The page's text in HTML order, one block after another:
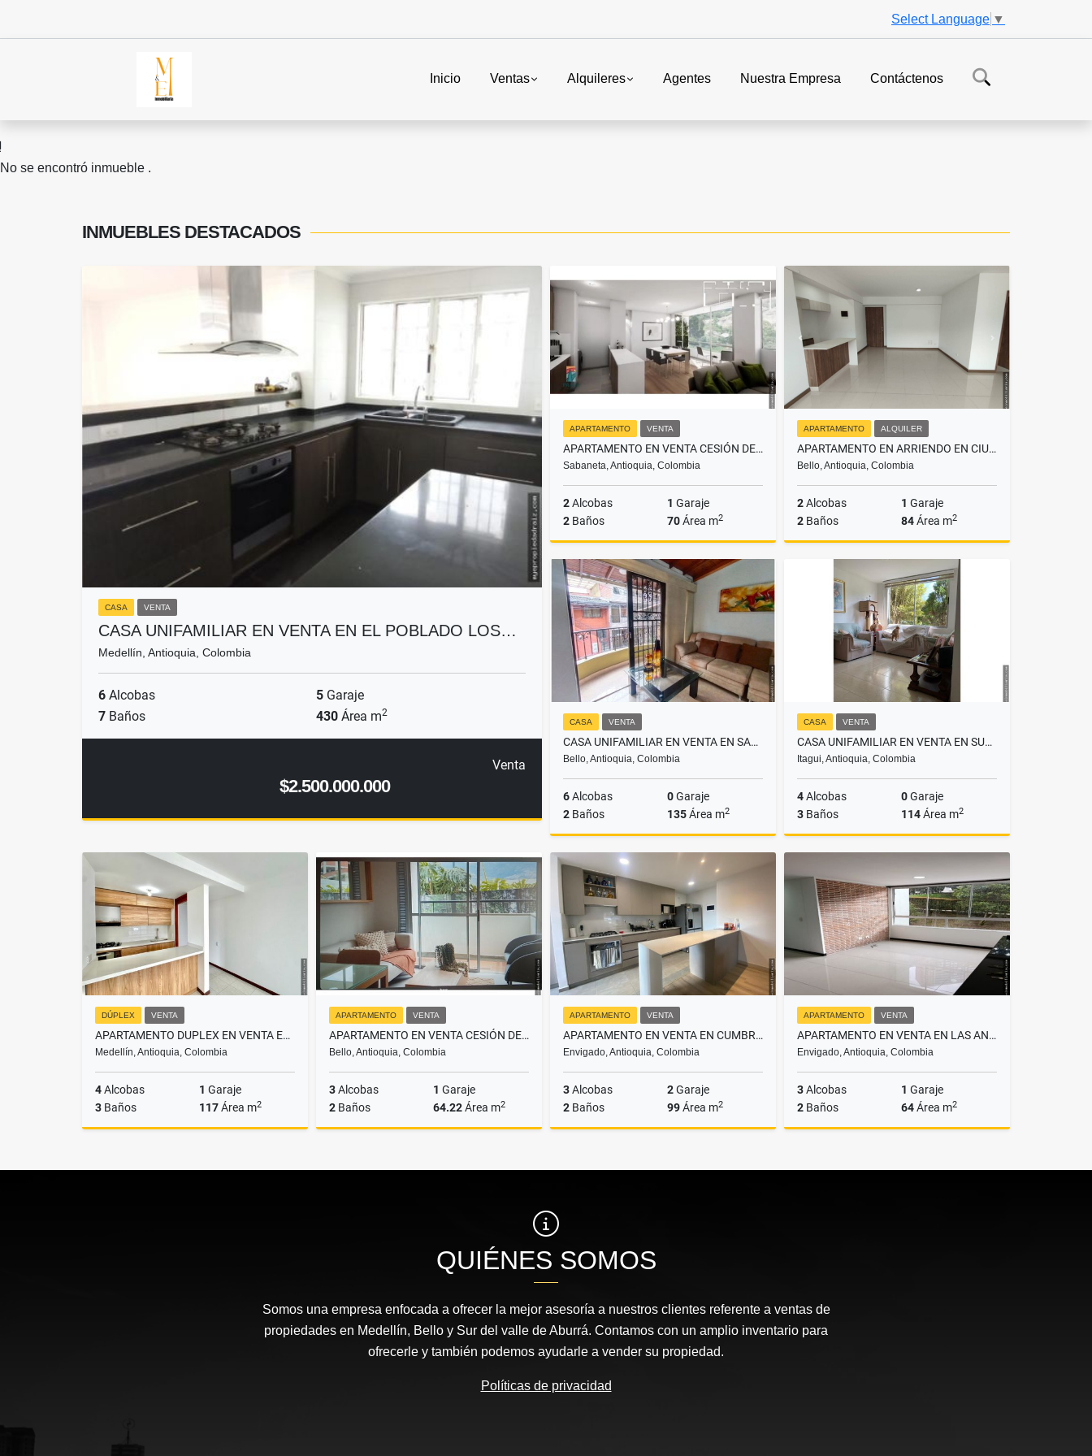
Select Language ▼
Inicio Ventas Alquileres Agentes Nuestra Empresa Contáctenos
No se encontró inmueble .
INMUEBLES DESTACADOS
CASA VENTA
CASA UNIFAMILIAR EN VENTA EN EL POBLADO LOS…
Medellín, Antioquia, Colombia
6 Alcobas 5 Garaje
7 Baños 430 Área m2
Venta
$2.500.000.000
APARTAMENTO VENTA
APARTAMENTO EN VENTA CESIÓN DE DERECHO EN LOMA DE SAN JOSÉ SABANETA
Sabaneta, Antioquia, Colombia
2Alcobas 1 Garaje
2 Baños 70Área m2
Venta
$660.000.000
APARTAMENTO ALQUILER
APARTAMENTO EN ARRIENDO EN CIUDAD FABRICATO BELLO
Bello, Antioquia, Colombia
2Alcobas 1 Garaje
2 Baños 84Área m2
Alquiler
$2.800.000
CASA VENTA
CASA UNIFAMILIAR EN VENTA EN SANTA ANA BELLO
Bello, Antioquia, Colombia
6Alcobas 0Garaje
2 Baños 135Área m2
$480.000.000
CASA VENTA
CASA UNIFAMILIAR EN VENTA EN SURAMÉRICA ITAGÜÍ
Itagui, Antioquia, Colombia
4Alcobas 0Garaje
3 Baños 114Área m2
Venta
$850.000.000
DÚPLEX VENTA
APARTAMENTO DUPLEX EN VENTA EN ALTOS DEL POBLADO
Medellín, Antioquia, Colombia
4Alcobas 1 Garaje
3 Baños 117Área m2
$1.200.000.000
APARTAMENTO VENTA
APARTAMENTO EN VENTA CESIÓN DE DERECHO AMAZONIA BELLO
Bello, Antioquia, Colombia
3Alcobas 1 Garaje
2 Baños 64.22Área m2
$460.000.000
APARTAMENTO VENTA
APARTAMENTO EN VENTA EN CUMBRES ENVIGADO
Envigado, Antioquia, Colombia
3Alcobas 2Garaje
2 Baños 99Área m2
$1.150.000.000
APARTAMENTO VENTA
APARTAMENTO EN VENTA EN LAS ANTILLAS ENVIGADO
Envigado, Antioquia, Colombia
3Alcobas 1 Garaje
2 Baños 64Área m2
$550.000.000
QUIÉNES SOMOS
Somos una empresa enfocada a ofrecer la mejor asesoría a nuestros clientes referente a ventas de
propiedades en Medellín, Bello y Sur del valle de Aburrá. Contamos con un amplio inventario para
ofrecerle y también podemos ayudarle a vender su propiedad.
Políticas de privacidad